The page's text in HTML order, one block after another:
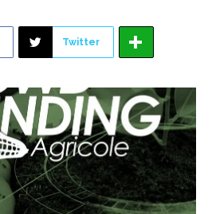
Twitter